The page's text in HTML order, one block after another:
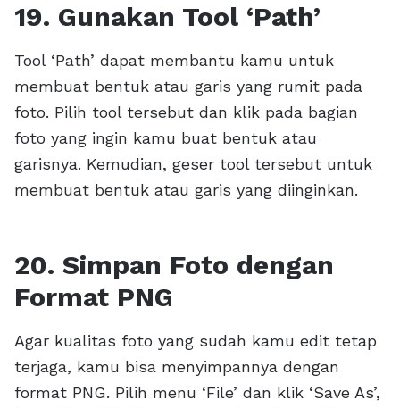
19. Gunakan Tool ‘Path’
Tool ‘Path’ dapat membantu kamu untuk
membuat bentuk atau garis yang rumit pada
foto. Pilih tool tersebut dan klik pada bagian
foto yang ingin kamu buat bentuk atau
garisnya. Kemudian, geser tool tersebut untuk
membuat bentuk atau garis yang diinginkan.
20. Simpan Foto dengan
Format PNG
Agar kualitas foto yang sudah kamu edit tetap
terjaga, kamu bisa menyimpannya dengan
format PNG. Pilih menu ‘File’ dan klik ‘Save As’,